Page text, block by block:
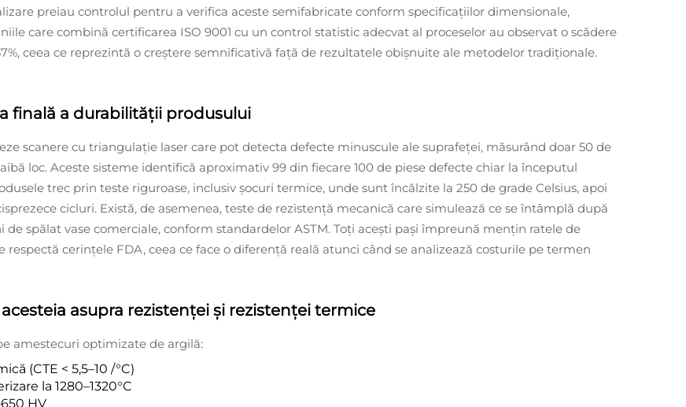
preiau controlul pentru a verifica aceste semifabricate conform specificațiilor dimensionale,
care combină certificarea ISO 9001 cu un control statistic adecvat al proceselor au observat o scădere
ceea ce reprezintă o creștere semnificativă față de rezultatele obișnuite ale metodelor tradiționale.
finală a durabilității produsului
scanere cu triangulație laser care pot detecta defecte minuscule ale suprafeței, măsurând doar 50 de
loc. Aceste sisteme identifică aproximativ 99 din fiecare 100 de piese defecte chiar la începutul
trec prin teste riguroase, inclusiv șocuri termice, unde sunt încălzite la 250 de grade Celsius, apoi
cicluri. Există, de asemenea, teste de rezistență mecanică care simulează ce se întâmplă după
spălat vase comerciale, conform standardelor ASTM. Toți acești pași împreună mențin ratele de
cerințele FDA, ceea ce face o diferență reală atunci când se analizează costurile pe termen
asupra rezistenței și rezistenței termice
amestecuri optimizate de argilă:
(CTE < 5,5–10 /°C)
la 1280–1320°C
HV